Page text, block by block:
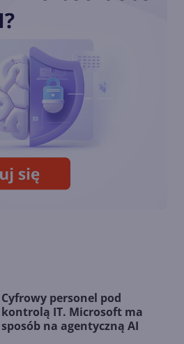
Call of Duty: Black Ops 6 od
Zagramy w posiadane gry w
ramach Xbox Cloud Gaming
Cyfrowy personel pod
kontrolą IT. Microsoft ma
sposób na agentyczną AI